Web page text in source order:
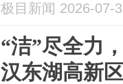
极目新闻 2026-07-
“洁”尽全力
汉东湖高新